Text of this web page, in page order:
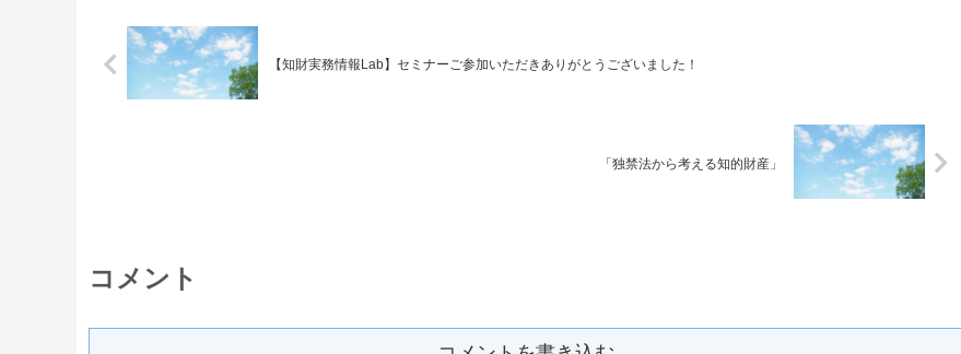
【知財実務情報Lab】セミナーご参加いただきありがとうございました！
「独禁法から考える知的財産」
コメント